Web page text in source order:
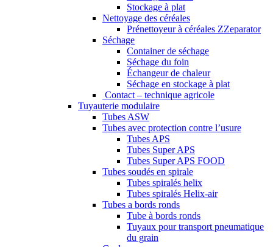
Stockage à plat
Nettoyage des céréales
Prénettoyeur à céréales ZZeparator
Séchage
Container de séchage
Séchage du foin
Échangeur de chaleur
Séchage en stockage à plat
Contact – technique agricole
Tuyauterie modulaire
Tubes ASW
Tubes avec protection contre l’usure
Tubes APS
Tubes Super APS
Tubes Super APS FOOD
Tubes soudés en spirale
Tubes spiralés helix
Tubes spiralés Helix-air
Tubes a bords ronds
Tube à bords ronds
Tuyaux pour transport pneumatique
du grain